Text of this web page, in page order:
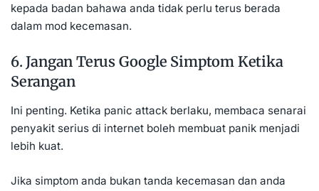
kepada badan bahawa anda tidak perlu terus berada
dalam mod kecemasan.
6. Jangan Terus Google Simptom Ketika
Serangan
Ini penting. Ketika panic attack berlaku, membaca senarai
penyakit serius di internet boleh membuat panik menjadi
lebih kuat.
Jika simptom anda bukan tanda kecemasan dan anda